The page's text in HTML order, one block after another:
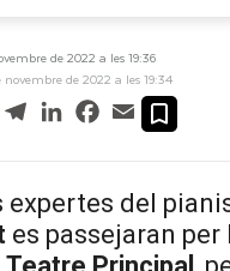
de 2022 a les 19:36
de 2022 a les 19:34
WhatsApp
TelegramLinkedInFacebook
Email
expertes del
es passejaran
Teatre Principal ,